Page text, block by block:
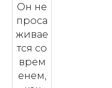
Он не
проса
живае
тся со
врем
енем,